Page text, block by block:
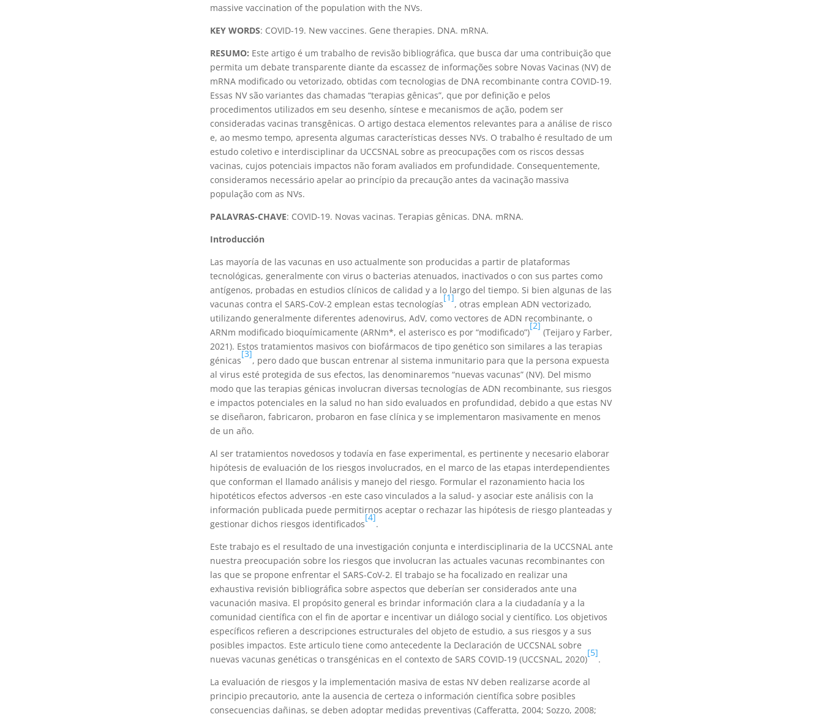
massive vaccination of the population with the NVs.
KEY WORDS: COVID-19. New vaccines. Gene therapies. DNA. mRNA.
RESUMO: Este artigo é um trabalho de revisão bibliográfica, que busca dar uma contribuição que
permita um debate transparente diante da escassez de informações sobre Novas Vacinas (NV) de
mRNA modificado ou vetorizado, obtidas com tecnologias de DNA recombinante contra COVID-19.
Essas NV são variantes das chamadas “terapias gênicas”, que por definição e pelos
procedimentos utilizados em seu desenho, síntese e mecanismos de ação, podem ser
consideradas vacinas transgênicas. O artigo destaca elementos relevantes para a análise de risco
e, ao mesmo tempo, apresenta algumas características desses NVs. O trabalho é resultado de um
estudo coletivo e interdisciplinar da UCCSNAL sobre as preocupações com os riscos dessas
vacinas, cujos potenciais impactos não foram avaliados em profundidade. Consequentemente,
consideramos necessário apelar ao princípio da precaução antes da vacinação massiva
população com as NVs.
PALAVRAS-CHAVE: COVID-19. Novas vacinas. Terapias gênicas. DNA. mRNA.
Introducción
Las mayoría de las vacunas en uso actualmente son producidas a partir de plataformas
tecnológicas, generalmente con virus o bacterias atenuados, inactivados o con sus partes como
antígenos, probadas en estudios clínicos de calidad y a lo largo del tiempo. Si bien algunas de las
vacunas contra el SARS-CoV-2 emplean estas tecnologías
[1]
, otras emplean ADN vectorizado,
utilizando generalmente diferentes adenovirus, AdV, como vectores de ADN recombinante, o
ARNm modificado bioquímicamente (ARNm*, el asterisco es por “modificado”)
[2]
(Teijaro y Farber,
2021). Estos tratamientos masivos con biofármacos de tipo genético son similares a las terapias
génicas
[3]
, pero dado que buscan entrenar al sistema inmunitario para que la persona expuesta
al virus esté protegida de sus efectos, las denominaremos “nuevas vacunas” (NV). Del mismo
modo que las terapias génicas involucran diversas tecnologías de ADN recombinante, sus riesgos
e impactos potenciales en la salud no han sido evaluados en profundidad, debido a que estas NV
se diseñaron, fabricaron, probaron en fase clínica y se implementaron masivamente en menos
de un año.
Al ser tratamientos novedosos y todavía en fase experimental, es pertinente y necesario elaborar
hipótesis de evaluación de los riesgos involucrados, en el marco de las etapas interdependientes
que conforman el llamado análisis y manejo del riesgo. Formular el razonamiento hacia los
hipotéticos efectos adversos -en este caso vinculados a la salud- y asociar este análisis con la
información publicada puede permitirnos aceptar o rechazar las hipótesis de riesgo planteadas y
gestionar dichos riesgos identificados
[4]
.
Este trabajo es el resultado de una investigación conjunta e interdisciplinaria de la UCCSNAL ante
nuestra preocupación sobre los riesgos que involucran las actuales vacunas recombinantes con
las que se propone enfrentar el SARS-CoV-2. El trabajo se ha focalizado en realizar una
exhaustiva revisión bibliográfica sobre aspectos que deberían ser considerados ante una
vacunación masiva. El propósito general es brindar información clara a la ciudadanía y a la
comunidad científica con el fin de aportar e incentivar un diálogo social y científico. Los objetivos
específicos refieren a descripciones estructurales del objeto de estudio, a sus riesgos y a sus
posibles impactos. Este articulo tiene como antecedente la Declaración de UCCSNAL sobre
nuevas vacunas genéticas o transgénicas en el contexto de SARS COVID-19 (UCCSNAL, 2020)
[5]
.
La evaluación de riesgos y la implementación masiva de estas NV deben realizarse acorde al
principio precautorio, ante la ausencia de certeza o información científica sobre posibles
consecuencias dañinas, se deben adoptar medidas preventivas (Cafferatta, 2004; Sozzo, 2008;